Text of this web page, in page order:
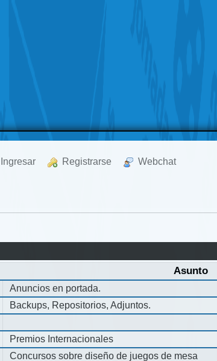
Ingresar Registrarse Webchat
Asunto
Anuncios en portada.
Backups, Repositorios, Adjuntos.
Premios Internacionales
Concursos sobre diseño de juegos de mesa